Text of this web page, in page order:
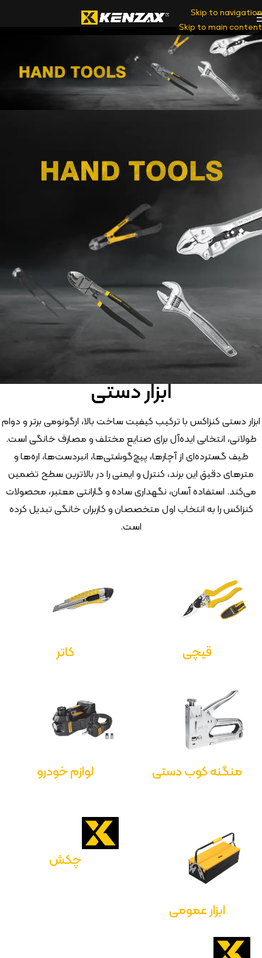
Skip to navigation
Skip to main content
ابزار دستی
ابزار دستی کنزاکس با ترکیب کیفیت ساخت بالا، ارگونومی برتر و دوام
طولانی، انتخابی ایده‌آل برای صنایع مختلف و مصارف خانگی است.
طیف گسترده‌ای از آچارها، پیچ‌گوشتی‌ها، انبردست‌ها، اره‌ها و
مترهای دقیق این برند، کنترل و ایمنی را در بالاترین سطح تضمین
می‌کند. استفاده آسان، نگهداری ساده و گارانتی معتبر، محصولات
کنزاکس را به انتخاب اول متخصصان و کاربران خانگی تبدیل کرده
است.
قیچی کاتر
منگنه کوب دستی لوازم خودرو
ابزار عمومی
چکش